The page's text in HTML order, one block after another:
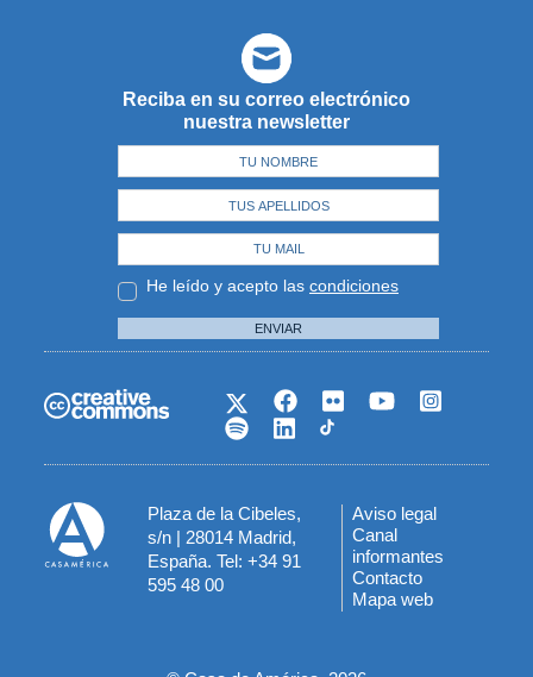
Reciba en su correo electrónico
nuestra newsletter
He leído y acepto las condiciones
ENVIAR
Plaza de la Cibeles,
s/n | 28014 Madrid,
España. Tel: +34 91
595 48 00
Menú
del
pie
Aviso legal
Canal
informantes
Contacto
Mapa web